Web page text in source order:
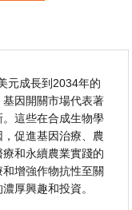
元成長到2034年的
因開關市場代表著
這些在合成生物學
促進基因治療、農
和永續農業實踐的
增強作物抗性至關
厚興趣和投資。